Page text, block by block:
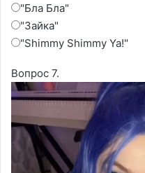
"Бла Бла"
"Зайка"
"Shimmy Shimmy Ya!"
Вопрос 7.